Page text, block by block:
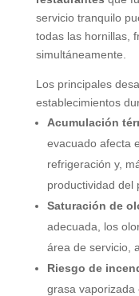
servicio tranquilo
todas las hornillas,
simultáneamente.
Los principales
establecimientos
Acumulación
evacuado afecta
refrigeración y,
productividad del
Saturación de
adecuada, los
área de servicio,
Riesgo de
grasa vaporizada